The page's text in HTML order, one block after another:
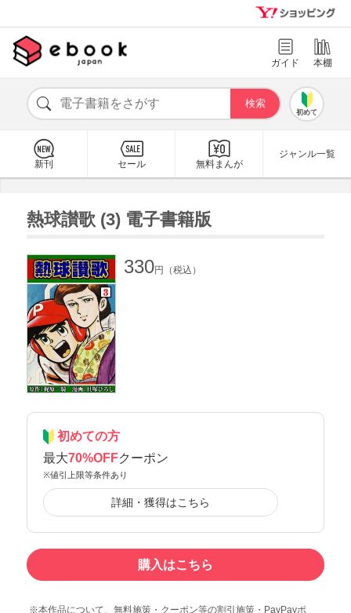
ガイド 本棚
初めて
新刊 セール 無料まんが
ジャンル一覧
熱球讃歌 (3) 電子書籍版
330円（税込）
初めての方
最大70%OFFクーポン
※値引上限等条件あり
詳細・獲得はこちら
購入はこちら
本作品について、無料施策・クーポン等の割引施策・PayPayポ